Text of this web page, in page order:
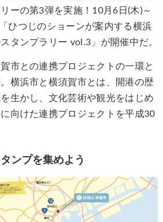
ーの第3弾を実施！10月6日(木)～
ひつじのショーンが案内する横浜
タンプラリー vol.3」が開催中だ。
市との連携プロジェクトの一環と
横浜市と横須賀市とは、開港の歴
生かし、文化芸術や観光をはじめ
向けた連携プロジェクトを平成30
ンプを集めよう